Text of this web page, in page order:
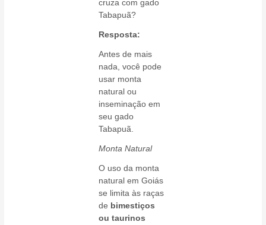
cruza com gado
Tabapuã?
Resposta:
Antes de mais
nada, você pode
usar monta
natural ou
inseminação em
seu gado
Tabapuã.
Monta Natural
O uso da monta
natural em Goiás
se limita às raças
de bimestiços
ou taurinos